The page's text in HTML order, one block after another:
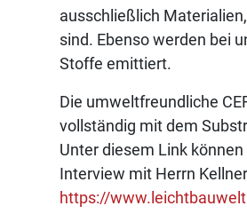
ausschließlich
sind. Ebenso werden bei
Stoffe emittiert.
Die umweltfreundliche
vollständig mit dem
Unter diesem Link
Interview mit Herrn
https://